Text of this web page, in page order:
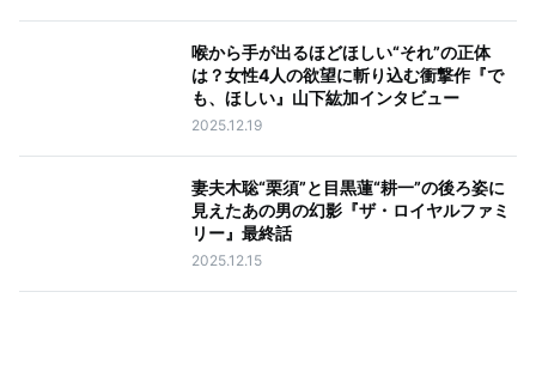
喉から手が出るほどほしい“それ”の正体
は？女性4人の欲望に斬り込む衝撃作『で
も、ほしい』山下紘加インタビュー
2025.12.19
妻夫木聡“栗須”と目黒蓮“耕一”の後ろ姿に
見えたあの男の幻影『ザ・ロイヤルファミ
リー』最終話
2025.12.15